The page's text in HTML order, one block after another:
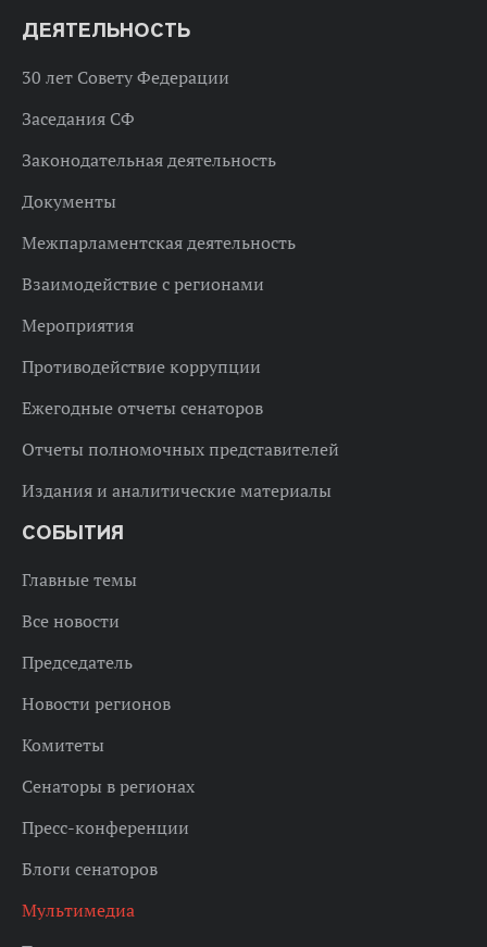
ДЕЯТЕЛЬНОСТЬ
30 лет Совету Федерации
Заседания СФ
Законодательная деятельность
Документы
Межпарламентская деятельность
Взаимодействие с регионами
Мероприятия
Противодействие коррупции
Ежегодные отчеты сенаторов
Отчеты полномочных представителей
Издания и аналитические материалы
СОБЫТИЯ
Главные темы
Все новости
Председатель
Новости регионов
Комитеты
Сенаторы в регионах
Пресс-конференции
Блоги сенаторов
Мультимедиа